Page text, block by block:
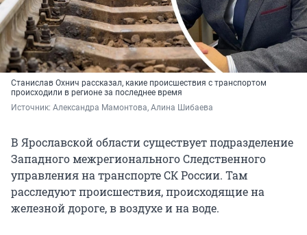
Станислав Охнич рассказал, какие происшествия с транспортом
происходили в регионе за последнее время
Источник: Александра Мамонтова, Алина Шибаева
В Ярославской области существует подразделение
Западного межрегионального Следственного
управления на транспорте СК России. Там
расследуют происшествия, происходящие на
железной дороге, в воздухе и на воде.